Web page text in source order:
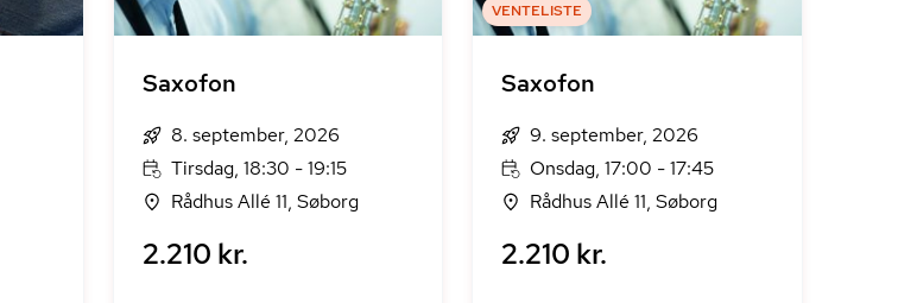
Saxofon
8. september, 2026
Tirsdag, 18:30 - 19:15
Rådhus Allé 11, Søborg
2.210 kr.
VENTELISTE
Saxofon
9. september, 2026
Onsdag, 17:00 - 17:45
Rådhus Allé 11, Søborg
2.210 kr.